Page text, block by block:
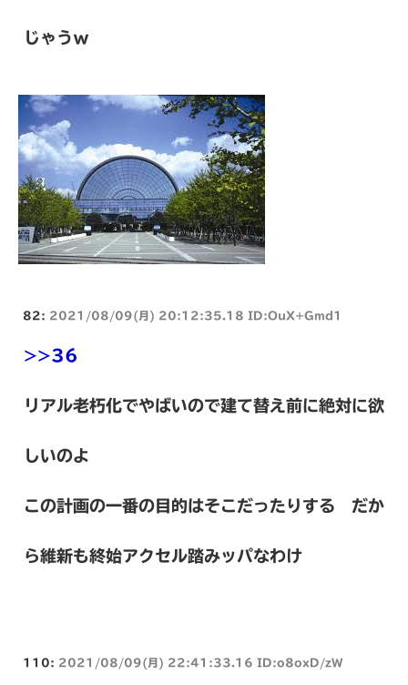
じゃうｗ
82: 2021/08/09(月) 20:12:35.18 ID:OuX+Gmd1
>>36
リアル老朽化でやばいので建て替え前に絶対に欲
しいのよ
この計画の一番の目的はそこだったりする だか
ら維新も終始アクセル踏みッパなわけ
110: 2021/08/09(月) 22:41:33.16 ID:o8oxD/zW